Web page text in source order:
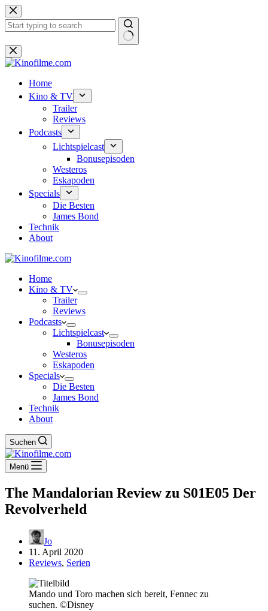
Zum
Inhalt
springen
Keine
Ergebnisse
Home
Kino & TV
Trailer
Reviews
Podcasts
Lichtspielcast
Bonusepisoden
Westeros
Eskapoden
Specials
Die Besten
James Bond
Technik
About
Home
Kino & TV
Trailer
Reviews
Podcasts
Lichtspielcast
Bonusepisoden
Westeros
Eskapoden
Specials
Die Besten
James Bond
Technik
About
Suchen
Menü
The Mandalorian Review zu S01E05 Der
Revolverheld
Jo
11. April 2020
Reviews, Serien
Mando und Toro machen sich bereit, Fennec zu
suchen. ©Disney